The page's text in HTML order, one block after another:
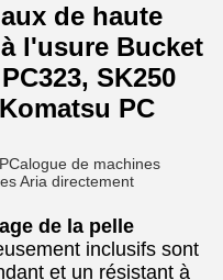
de haute
l'usure Bucket
SK250
PC
PCalogue de machines
Aria directement
de la pelle
inclusifs sont
et un résistant à